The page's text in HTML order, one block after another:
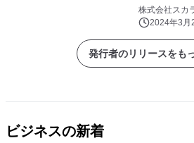
株式会社スカ
2024年3月
発行者のリリースをも
ビジネスの新着